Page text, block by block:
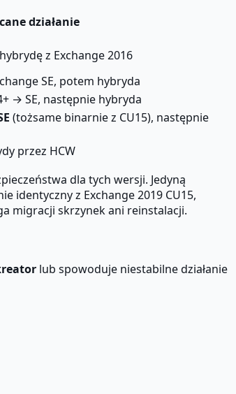
działanie
z Exchange 2016
SE, potem hybryda
→ SE, następnie hybryda
(tożsame binarnie z CU15), następnie
przez HCW
dla tych wersji. Jedyną
identyczny z Exchange 2019 CU15,
migracji skrzynek ani reinstalacji.
lub spowoduje niestabilne działanie